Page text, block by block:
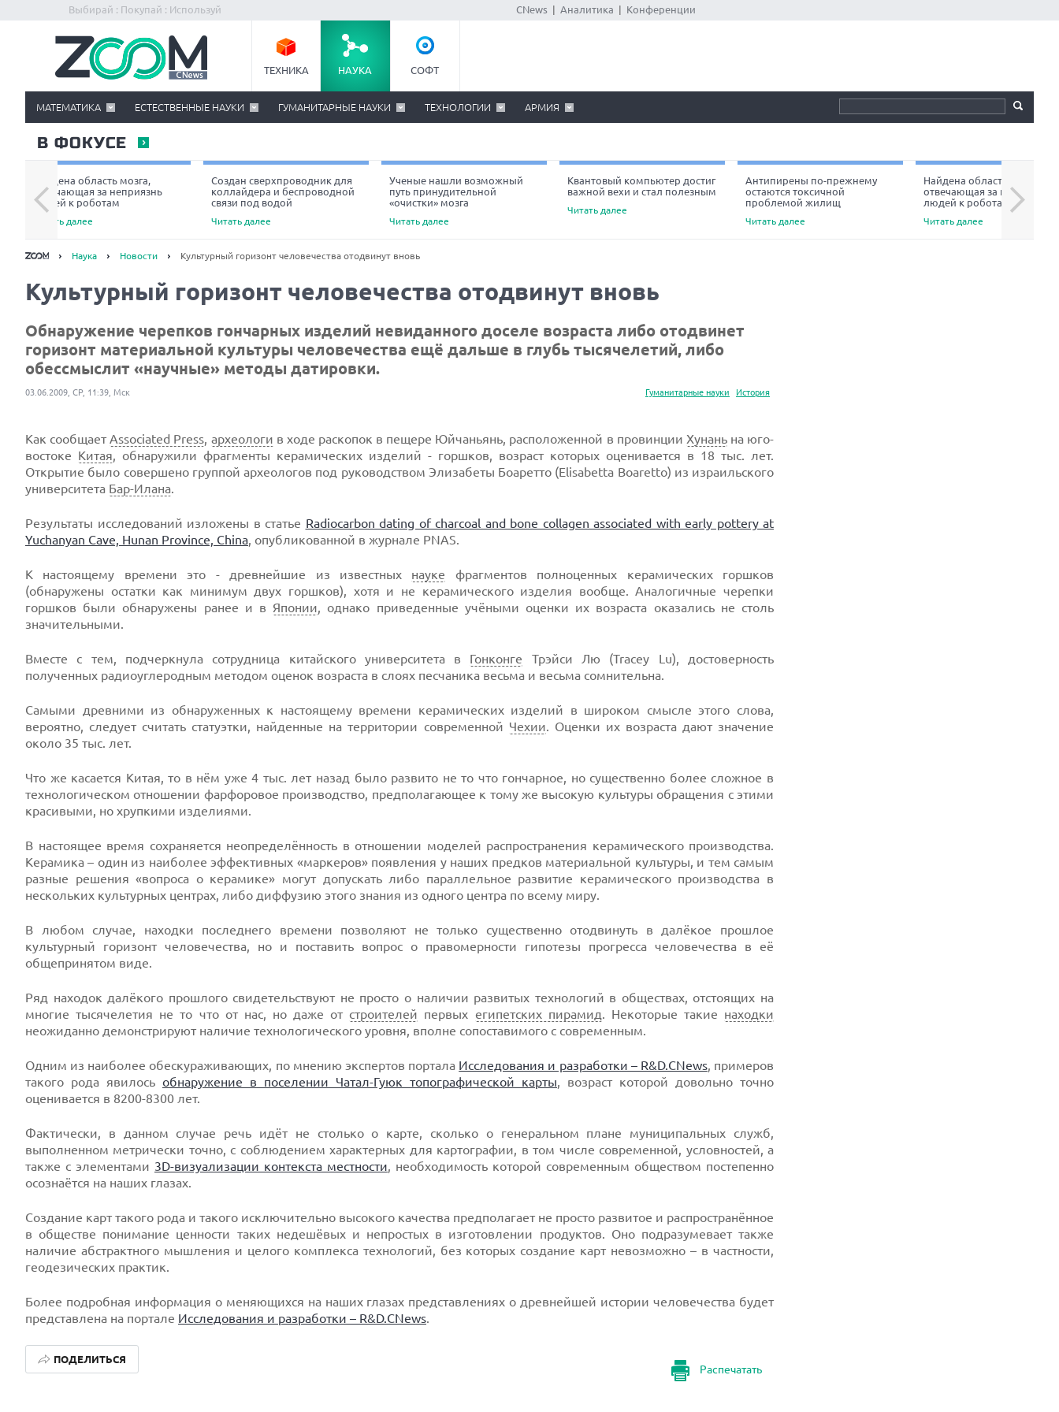
Выбирай : Покупай : Используй CNews Аналитика Конференции
ТЕХНИКА НАУКА СОФТ
МАТЕМАТИКА ЕСТЕСТВЕННЫЕ НАУКИ ГУМАНИТАРНЫЕ НАУКИ ТЕХНОЛОГИИ АРМИЯ
В ФОКУСЕ
Найдена область мозга,
отвечающая за неприязнь
людей к роботам
Читать далее
Создан сверхпроводник для
коллайдера и беспроводной
связи под водой
Читать далее
Ученые нашли возможный
путь принудительной
«очистки» мозга
Читать далее
Квантовый компьютер достиг
важной вехи и стал полезным
Читать далее
Антипирены по-прежнему
остаются токсичной
проблемой жилищ
Читать далее
Найдена область мозга,
отвечающая за неприязнь
людей к роботам
Читать далее
Next
Наука Новости Культурный горизонт человечества отодвинут вновь
Культурный горизонт человечества отодвинут вновь
Обнаружение черепков гончарных изделий невиданного доселе возраста либо отодвинет
горизонт материальной культуры человечества ещё дальше в глубь тысячелетий, либо
обессмыслит «научные» методы датировки.
Гуманитарные науки История
03.06.2009, СР, 11:39, Мск
Как сообщаетAssociated Press, археологи в ходе раскопок в пещере Юйчаньянь, расположенной в провинции Хунаньна юго-
востоке Китая, обнаружили фрагменты керамических изделий - горшков, возраст которых оценивается в 18 тыс. лет.
Открытие было совершено группой археологов под руководством Элизабеты Боаретто (Elisabetta Boaretto) из израильского
университета Бар-Илана.
Результаты исследований изложены в статье Radiocarbon dating of charcoal and bone collagen associated with early pottery at
Yuchanyan Cave, Hunan Province, China, опубликованной в журнале PNAS.
К настоящему времени это - древнейшие из известных науке фрагментов полноценных керамических горшков
(обнаружены остатки как минимум двух горшков), хотя и не керамического изделия вообще. Аналогичные черепки
горшков были обнаружены ранее и в Японии, однако приведенные учёными оценки их возраста оказались не столь
значительными.
Вместе с тем, подчеркнула сотрудница китайского университета в Гонконге Трэйси Лю (Tracey Lu), достоверность
полученных радиоуглеродным методом оценок возраста в слоях песчаника весьма и весьма сомнительна.
Самыми древними из обнаруженных к настоящему времени керамических изделий в широком смысле этого слова,
вероятно, следует считать статуэтки, найденные на территории современной Чехии. Оценки их возраста дают значение
около 35 тыс. лет.
Что же касается Китая, то в нём уже 4 тыс. лет назад было развито не то что гончарное, но существенно более сложное в
технологическом отношении фарфоровое производство, предполагающее к тому же высокую культуры обращения с этими
красивыми, но хрупкими изделиями.
В настоящее время сохраняется неопределённость в отношении моделей распространения керамического производства.
Керамика – один из наиболее эффективных «маркеров» появления у наших предков материальной культуры, и тем самым
разные решения «вопроса о керамике» могут допускать либо параллельное развитие керамического производства в
нескольких культурных центрах, либо диффузию этого знания из одного центра по всему миру.
В любом случае, находки последнего времени позволяют не только существенно отодвинуть в далёкое прошлое
культурный горизонт человечества, но и поставить вопрос о правомерности гипотезы прогресса человечества в её
общепринятом виде.
Ряд находок далёкого прошлого свидетельствуют не просто о наличии развитых технологий в обществах, отстоящих на
многие тысячелетия не то что от нас, но даже от строителей первых египетских пирамид. Некоторые такие находки
неожиданно демонстрируют наличие технологического уровня, вполне сопоставимого с современным.
Одним из наиболее обескураживающих, по мнению экспертов портала Исследования и разработки – R&D.CNews, примеров
такого рода явилось обнаружение в поселении Чатал-Гуюк топографической карты, возраст которой довольно точно
оценивается в 8200-8300 лет.
Фактически, в данном случае речь идёт не столько о карте, сколько о генеральном плане муниципальных служб,
выполненном метрически точно, с соблюдением характерных для картографии, в том числе современной, условностей, а
также с элементами 3D-визуализации контекста местности, необходимость которой современным обществом постепенно
осознаётся на наших глазах.
Создание карт такого рода и такого исключительно высокого качества предполагает не просто развитое и распространённое
в обществе понимание ценности таких недешёвых и непростых в изготовлении продуктов. Оно подразумевает также
наличие абстрактного мышления и целого комплекса технологий, без которых создание карт невозможно – в частности,
геодезических практик.
Более подробная информация о меняющихся на наших глазах представлениях о древнейшей истории человечества будет
представлена на портале Исследования и разработки – R&D.CNews.
Распечатать
ПОДЕЛИТЬСЯ